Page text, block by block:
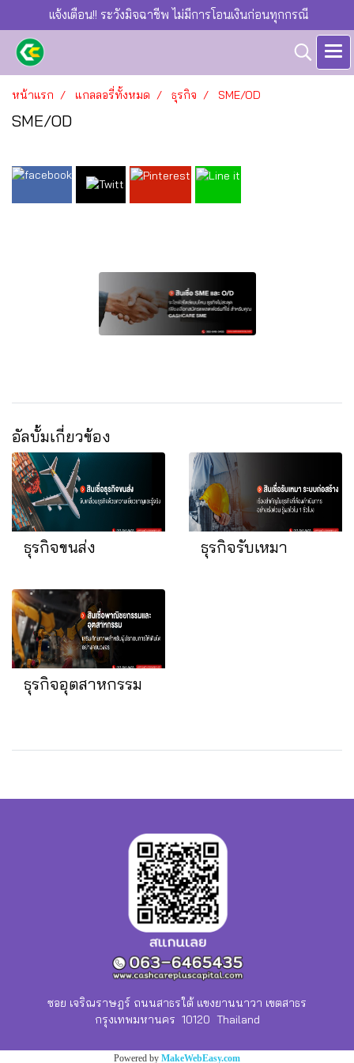
แจ้งเตือน!! ระวังมิจฉาชีพ ไม่มีการโอนเงินก่อนทุกกรณี
หน้าแรก แกลลอรี่ทั้งหมด ธุรกิจ SME/OD
SME/OD
อัลบั้มเกี่ยวข้อง
ธุรกิจขนส่ง ธุรกิจรับเหมา
ธุรกิจอุตสาหกรรม
ซอย เจริณราษฎร์ ถนนสาธรใต้ แขงยานนาวา เขตสาธร
กรุงเทพมหานคร 10120 Thailand
Powered by MakeWebEasy.com